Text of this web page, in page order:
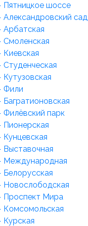
Пятницкое шоссе
Александровский сад
Арбатская
Смоленская
Киевская
Студенческая
Фили
Багратионовская
Филёвский парк
Пионерская
Кунцевская
Выставочная
Международная
Белорусская
Новослободская
Проспект Мира
Комсомольская
Курская